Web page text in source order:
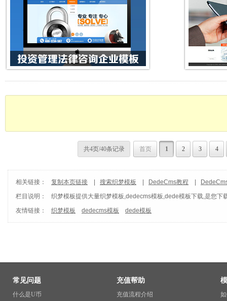
共4页/40条记录 首页 1 2 3 4
相关链接： 复制本页链接 搜索织梦模板 DedeCms教程
栏目说明：
织梦模板提供大量织梦模板,dedecms模板,dede模板下载,是您
友情链接：
织梦模板 dedecms模板 dede模板
常见问题
什么是U币
充值帮助
充值流程介绍